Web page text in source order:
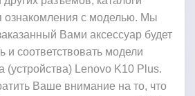
ознакомления с моделью. Мы
Вами аксессуар будет
и соответствовать модели
Lenovo K10 Plus.
Ваше внимание на то, что